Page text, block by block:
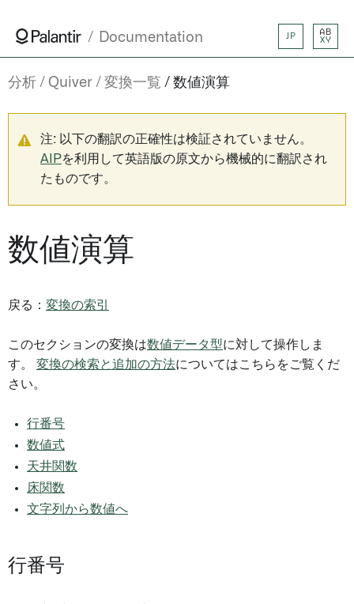
Documentation JP
AB
XY
分析 Quiver 変換一覧 数値演算
注: 以下の翻訳の正確性は検証されていません。
AIPを利用して英語版の原文から機械的に翻訳され
たものです。
数値演算
戻る： 変換の索引
このセクションの変換は数値データ型に対して操作しま
す。 変換の検索と追加の方法についてはこちらをご覧くだ
さい。
行番号
数値式
天井関数
床関数
文字列から数値へ
行番号